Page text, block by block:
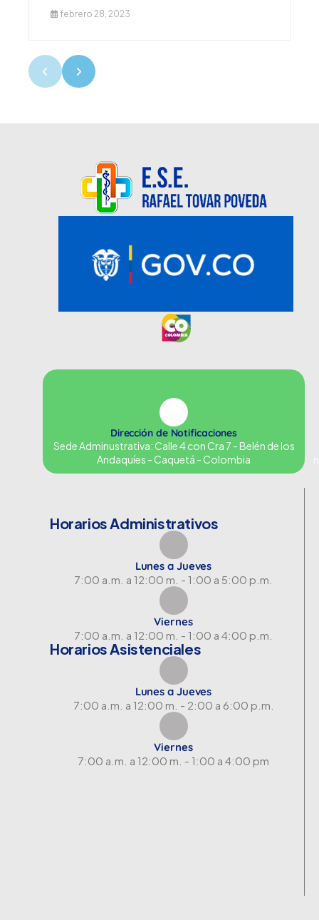
febrero 28, 2023
Dirección de Notificaciones
Sede Adminustrativa: Calle 4 con Cra 7 - Belén de los
Andaquíes - Caquetá - Colombia
Horarios Administrativos
Lunes a Jueves
7:00 a.m. a 12:00 m. - 1:00 a 5:00 p.m.
Viernes
7:00 a.m. a 12:00 m. - 1:00 a 4:00 p.m.
Horarios Asistenciales
Lunes a Jueves
7:00 a.m. a 12:00 m. - 2:00 a 6:00 p.m.
Viernes
7:00 a.m. a 12:00 m. - 1:00 a 4:00 pm